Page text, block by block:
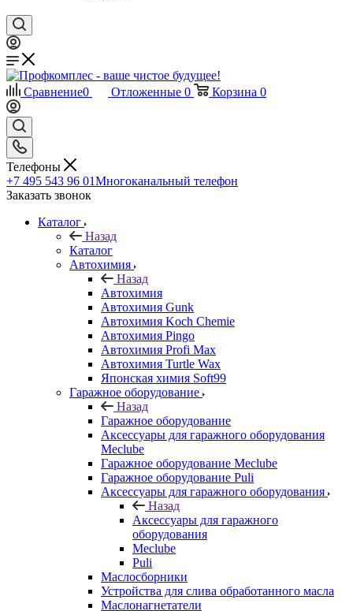
Сравнение0 Отложенные 0 Корзина 0
Телефоны
+7 495 543 96 01Многоканальный телефон
Заказать звонок
Каталог
Назад
Каталог
Автохимия
Назад
Автохимия
Автохимия Gunk
Автохимия Koch Chemie
Автохимия Pingo
Автохимия Profi Max
Автохимия Turtle Wax
Японская химия Soft99
Гаражное оборудование
Назад
Гаражное оборудование
Аксессуары для гаражного оборудования
Meclube
Гаражное оборудование Meclube
Гаражное оборудование Puli
Аксессуары для гаражного оборудования
Назад
Аксессуары для гаражного
оборудования
Meclube
Puli
Маслосборники
Устройства для слива обработанного масла
Маслонагнетатели